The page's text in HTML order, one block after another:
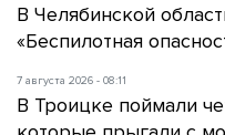
В Челябинской
«Беспилотная
7 августа 2026 - 08:11
В Троицке поймали